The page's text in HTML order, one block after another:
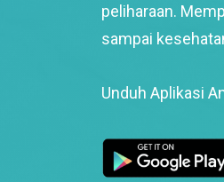
peliharaan.
sampai
Unduh Aplikasi